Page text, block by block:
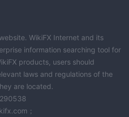
WikiFX Internet and its
information searching tool for
products, users should
laws and regulations of the
are located.
；